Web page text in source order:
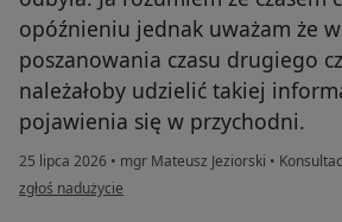
opóźnieniu jednak uważam że
poszanowania czasu drugiego
należałoby udzielić takiej
pojawienia się w przychodni.
25 lipca 2026 • mgr Mateusz Jeziorski •
w opinii użytkownika AG
zgłoś nadużycie